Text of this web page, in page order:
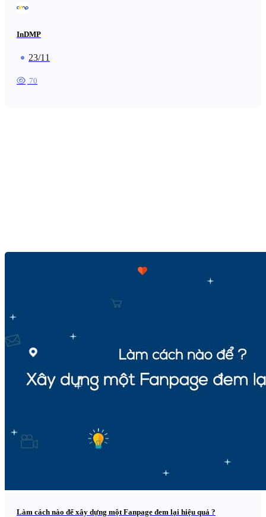
InDMP
23/11
70
Làm cách nào để xây dựng một Fanpage đem lại hiệu quả ?